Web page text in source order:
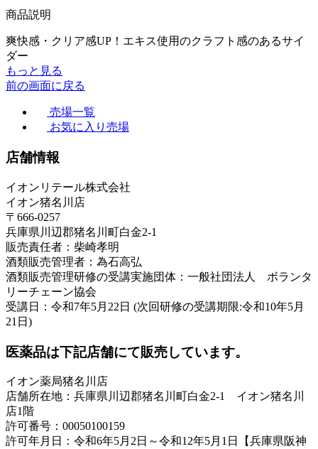
商品説明
爽快感・クリア感UP！エキス使用のクラフト感のあるサイ
ダー
もっと見る
前の画面に戻る
売場一覧
お気に入り売場
店舗情報
イオンリテール株式会社
イオン猪名川店
〒666-0257
兵庫県川辺郡猪名川町白金2-1
販売責任者：柴崎孝明
酒類販売管理者：為石高弘
酒類販売管理研修の受講実施団体：一般社団法人 ボランタ
リーチェーン協会
受講日：令和7年5月22日 (次回研修の受講期限:令和10年5月
21日)
医薬品は下記店舗にて販売しています。
イオン薬局猪名川店
店舗所在地：兵庫県川辺郡猪名川町白金2-1 イオン猪名川
店1階
許可番号：00050100159
許可年月日：令和6年5月2日～令和12年5月1日【兵庫県阪神